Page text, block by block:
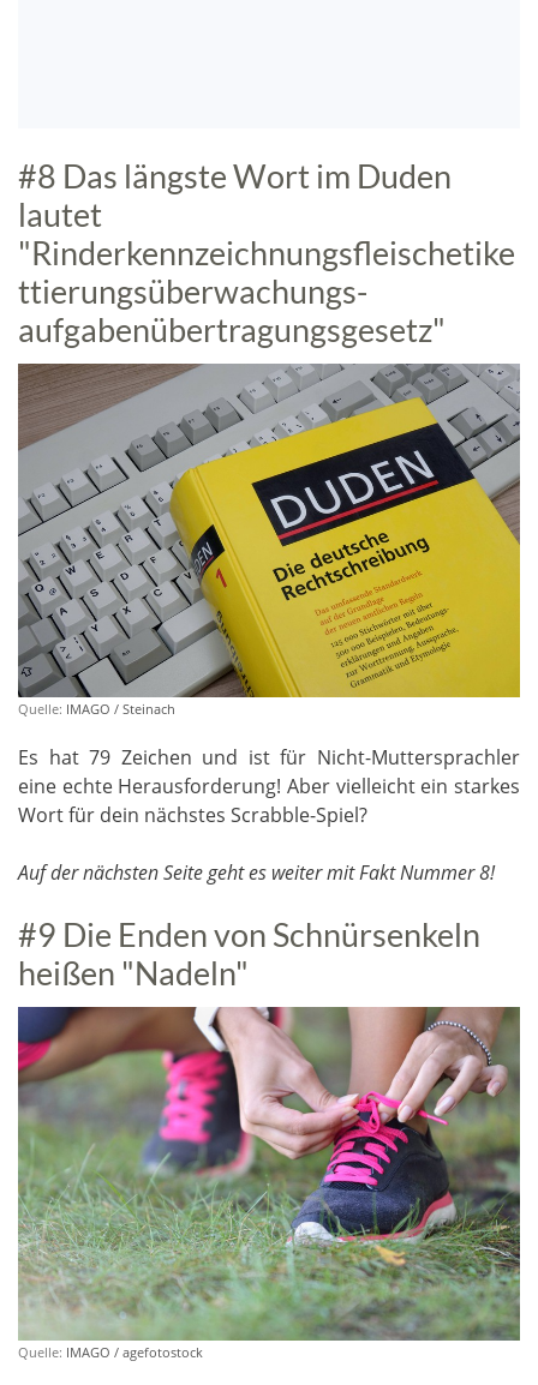
#8 Das längste Wort im Duden
lautet
"Rinderkennzeichnungsfleischetike
ttierungsüberwachungs-
aufgabenübertragungsgesetz"
Quelle: IMAGO / Steinach
Es hat 79 Zeichen und ist für Nicht-Muttersprachler
eine echte Herausforderung! Aber vielleicht ein starkes
Wort für dein nächstes Scrabble-Spiel?
Auf der nächsten Seite geht es weiter mit Fakt Nummer 8!
#9 Die Enden von Schnürsenkeln
heißen "Nadeln"
Quelle: IMAGO / agefotostock